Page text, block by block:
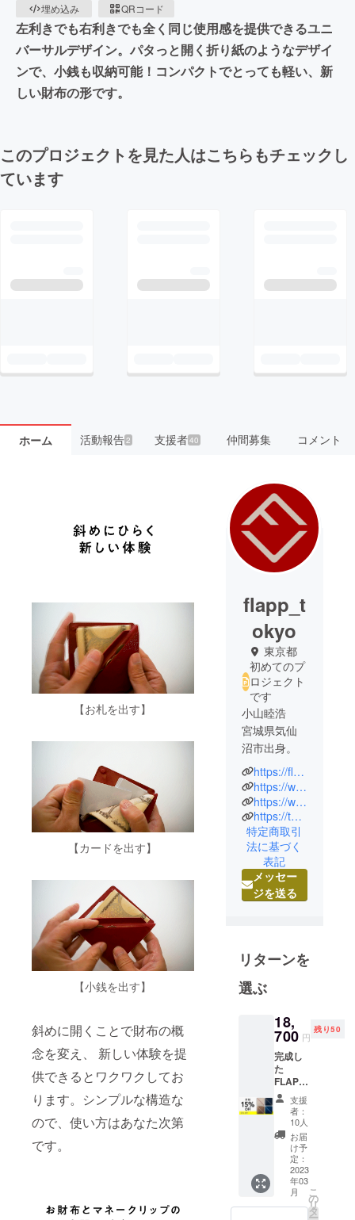
埋め込み
QRコード
左利きでも右利きでも全く同じ使用感を提供できるユニ
バーサルデザイン。パタっと開く折り紙のようなデザイ
ンで、小銭も収納可能！コンパクトでとっても軽い、新
しい財布の形です。
このプロジェクトを見た人はこちらもチェックし
ています
ホーム 活動報告2 支援者40 仲間募集 コメント
【お札を出す】
【カードを出す】
【小銭を出す】
斜めに開くことで財布の概
念を変え、 新しい体験を提
供できるとワクワクしてお
ります。シンプルな構造な
ので、使い方はあなた次第
です。
flapp_t
okyo
東京都
初めてのプ
ロジェクト
です
小山睦浩
宮城県気仙
沼市出身。
1992年から
1996年まで
セールスプ
ロモーショ
ン、マルチ
メディアの
会社にてグ
ラフィック
1996年から
リーのグラ
ザイナーと
して他社の
さまざまな
プロモー
ションのグ
ラフィック
制作を担当
してきまし
た。キャン
プとお酒を
こよなく愛
https://flapp.tokyo
https://www.facebook.com/flapp.tokyo
https://www.instagram.com/flapp_tokyo/
https://twitter.com/FLAPP56897429
特定商取引
法に基づく
表記
メッセー
ジを送る
リターンを
選ぶ
18,
700 円
残り50
完成し
た
FLAPP
をお1つ
お届け
［一般
販売予
定価格
22,000
円の
15%OF
F］ ※
ベー
支援
者：
10人
お届
け予
定：
2023
年03
月
こ
の
リ
タ